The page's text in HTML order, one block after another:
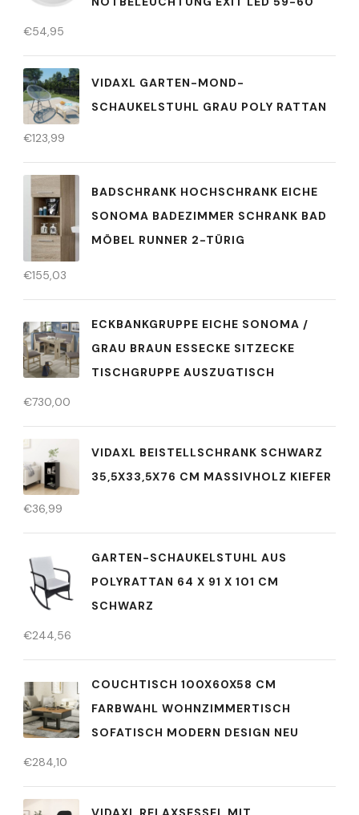
€54,95
VIDAXL GARTEN-MOND-
SCHAUKELSTUHL GRAU POLY RATTAN
€123,99
BADSCHRANK HOCHSCHRANK EICHE
SONOMA BADEZIMMER SCHRANK BAD
MÖBEL RUNNER 2-TÜRIG
€155,03
ECKBANKGRUPPE EICHE SONOMA /
GRAU BRAUN ESSECKE SITZECKE
TISCHGRUPPE AUSZUGTISCH
€730,00
VIDAXL BEISTELLSCHRANK SCHWARZ
35,5X33,5X76 CM MASSIVHOLZ KIEFER
€36,99
GARTEN-SCHAUKELSTUHL AUS
POLYRATTAN 64 X 91 X 101 CM
SCHWARZ
€244,56
COUCHTISCH 100X60X58 CM
FARBWAHL WOHNZIMMERTISCH
SOFATISCH MODERN DESIGN NEU
€284,10